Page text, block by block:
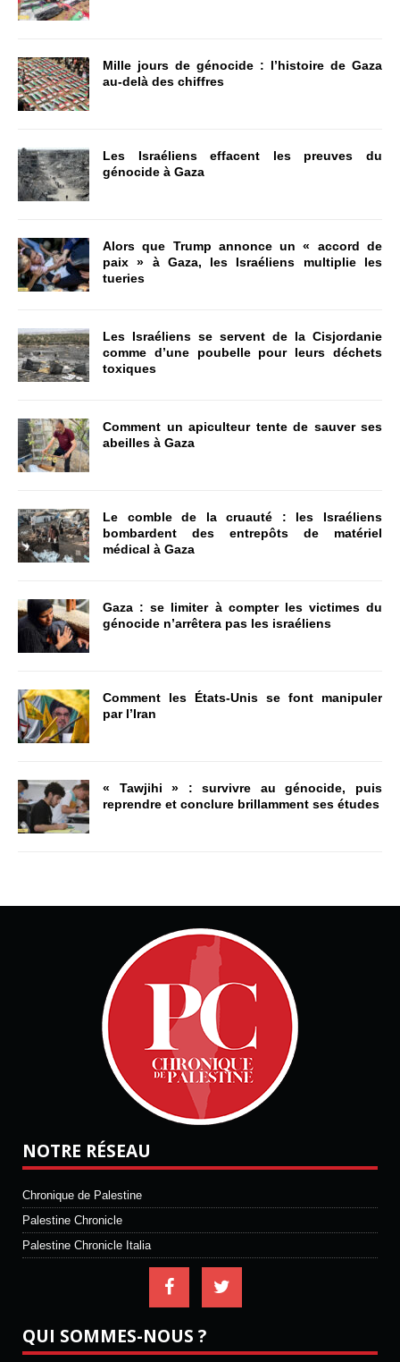
Mille jours de génocide : l’histoire de Gaza
au-delà des chiffres
Les Israéliens effacent les preuves du
génocide à Gaza
Alors que Trump annonce un « accord de
paix » à Gaza, les Israéliens multiplie les
tueries
Les Israéliens se servent de la Cisjordanie
comme d’une poubelle pour leurs déchets
toxiques
Comment un apiculteur tente de sauver ses
abeilles à Gaza
Le comble de la cruauté : les Israéliens
bombardent des entrepôts de matériel
médical à Gaza
Gaza : se limiter à compter les victimes du
génocide n’arrêtera pas les israéliens
Comment les États-Unis se font manipuler
par l’Iran
« Tawjihi » : survivre au génocide, puis
reprendre et conclure brillamment ses études
NOTRE RÉSEAU
Chronique de Palestine
Palestine Chronicle
Palestine Chronicle Italia
QUI SOMMES-NOUS ?